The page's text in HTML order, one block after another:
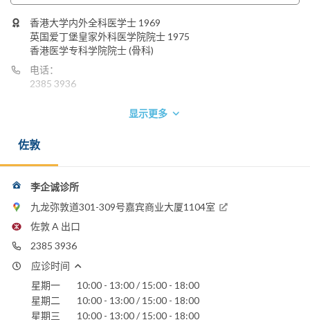
香港大学内外全科医学士 1969
英国爱丁堡皇家外科医学院院士 1975
香港医学专科学院院士 (骨科)
电话：
2385 3936
显示更多
佐敦
李企诚诊所
九龙弥敦道301-309号嘉宾商业大厦1104室
佐敦 A 出口
2385 3936
应诊时间
星期一
10:00 - 13:00 / 15:00 - 18:00
星期二
10:00 - 13:00 / 15:00 - 18:00
星期三
10:00 - 13:00 / 15:00 - 18:00